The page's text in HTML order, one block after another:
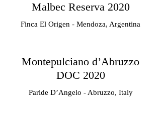
Malbec Reserva 2020
Finca El Origen - Mendoza, Argentina
Montepulciano d’Abruzzo
DOC 2020
Paride D’Angelo - Abruzzo, Italy